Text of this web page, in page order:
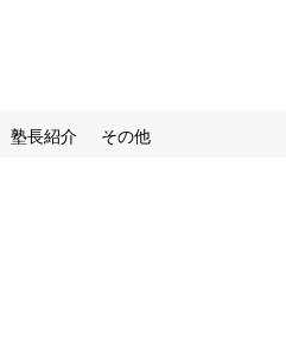
塾長紹介 その他